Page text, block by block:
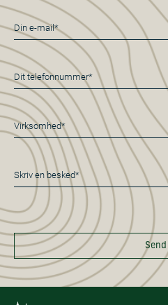
E-
mail
*
Telefon
*
Virksomhed*
*
Besked
*
Send